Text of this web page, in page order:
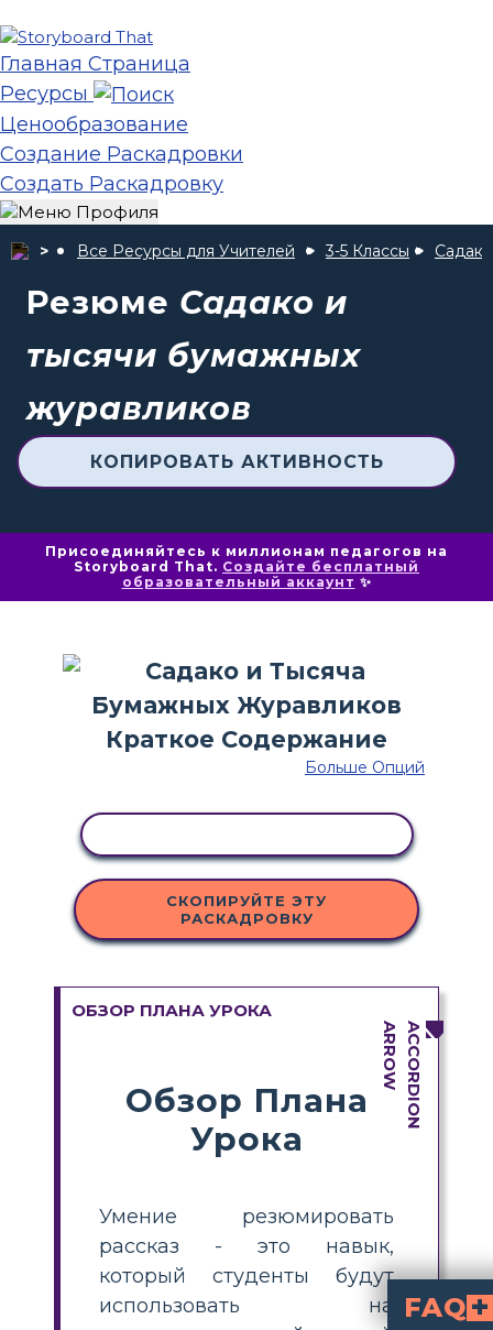
Главная Страница
Ресурсы
Ценообразование
Создание Раскадровки
Создать Раскадровку
Все Ресурсы для Учителей 3-5 Классы
Резюме Садако и
тысячи бумажных
журавликов
КОПИРОВАТЬ АКТИВНОСТЬ
Присоединяйтесь к миллионам педагогов на
Storyboard That. Создайте бесплатный
образовательный аккаунт ✨
Больше Опций
СКОПИРУЙТЕ ЭТУ
РАСКАДРОВКУ
ОБЗОР ПЛАНА УРОКА
Обзор Плана
Урока
Умение резюмировать
рассказ - это навык,
который студенты будут
использовать на
FAQ